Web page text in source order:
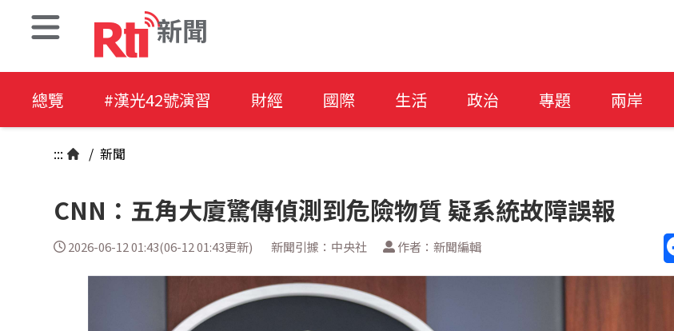
新聞
總覽 #漢光42號演習 財經 國際 生活 政治 專題 兩岸
::: / 新聞
CNN：五角大廈驚傳偵測到危險物質 疑系統故障誤報
2026-06-12 01:43(06-12 01:43更新) 新聞引據：中央社 作者：新聞編輯